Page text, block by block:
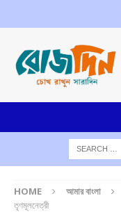
HOME আমার বাংলা
তৃণমূলনেত্রী